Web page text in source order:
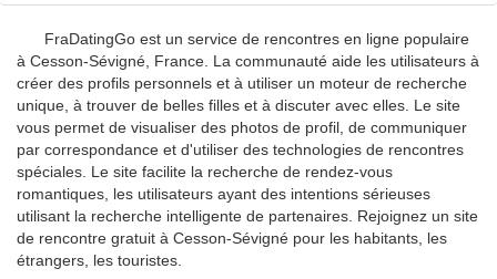
FraDatingGo est un service de rencontres en ligne populaire
à Cesson-Sévigné, France. La communauté aide les utilisateurs à
créer des profils personnels et à utiliser un moteur de recherche
unique, à trouver de belles filles et à discuter avec elles. Le site
vous permet de visualiser des photos de profil, de communiquer
par correspondance et d'utiliser des technologies de rencontres
spéciales. Le site facilite la recherche de rendez-vous
romantiques, les utilisateurs ayant des intentions sérieuses
utilisant la recherche intelligente de partenaires. Rejoignez un site
de rencontre gratuit à Cesson-Sévigné pour les habitants, les
étrangers, les touristes.